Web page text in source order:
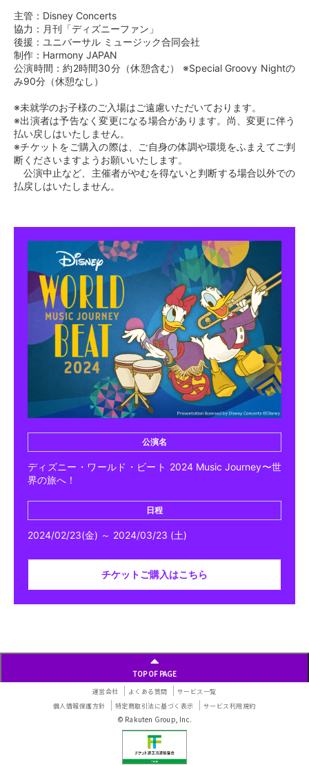
主管：Disney Concerts
協力：月刊「ディズニーファン」
後援：ユニバーサル ミュージック合同会社
制作：Harmony JAPAN
公演時間：約2時間30分（休憩含む） ※Special Groovy Nightの
み90分（休憩なし）
※未就学のお子様のご入場はご遠慮いただいております。
※出演者は予告なく変更になる場合があります。尚、変更に伴う
払い戻しはいたしません。
※チケットをご購入の際は、ご自身の体調や環境をふまえてご判
断くださいますようお願いいたします。
公演中止など、主催者がやむを得ないと判断する場合以外での
払戻しはいたしません。
公演名
ディズニー・ワールド・ビート 2024 Music Journey〜世
界の旅へ！
日程
2024/02/23(金) ～ 2024/03/23 (土)
チケットご購入はこちら
TOP OF PAGE
運営会社 よくある質問
サービス一覧
個人情報保護方針
特定商取引法に基づく表示 サービス利用規約
© Rakuten Group, Inc.